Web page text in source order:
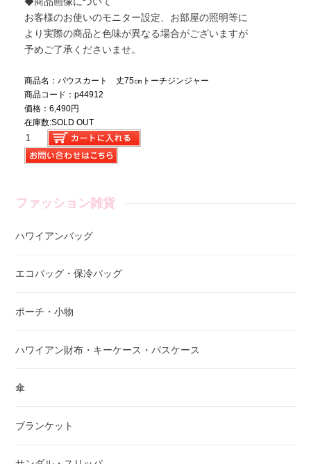
お客様のお使いのモニター設定、お部屋の照明等に
より実際の商品と色味が異なる場合がございますが
予めご了承くださいませ。
商品名：パウスカート 丈75㎝トーチジンジャー
商品コード：p44912
価格：6,490円
在庫数:SOLD OUT
ファッション雑貨
ハワイアンバッグ
エコバッグ・保冷バッグ
ポーチ・小物
ハワイアン財布・キーケース・パスケース
傘
ブランケット